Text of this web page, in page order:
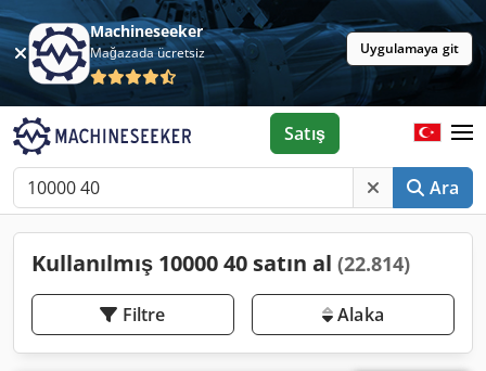
Machineseeker
Mağazada ücretsiz Uygulamaya git
Ara
Satış
Kullanılmış 10000 40 satın al (22.814)
Filtre Alaka